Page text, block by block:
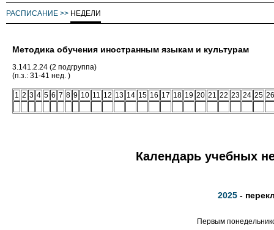
РАСПИСАНИЕ >> НЕДЕЛИ
Методика обучения иностранным языкам и культурам
3.141.2.24 (2 подгруппа)
(п.з.: 31-41 нед. )
1 2 3 4 5 6 7 8 9 10 11 12 13 14 15 16 17 18 19 20 21 22 23 24 25 26
Календарь учебных
2025 -
Первым